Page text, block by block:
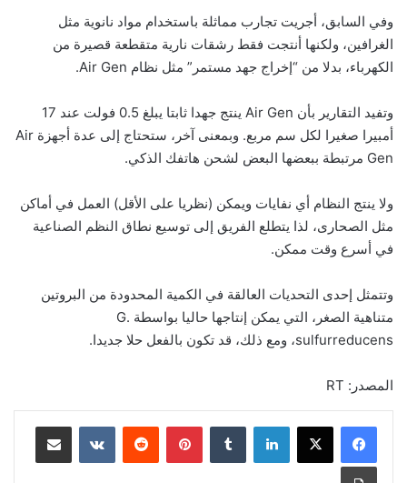
وفي السابق، أجريت تجارب مماثلة باستخدام مواد نانوية مثل
الغرافين، ولكنها أنتجت فقط رشقات نارية متقطعة قصيرة من
الكهرباء، بدلا من “إخراج جهد مستمر” مثل نظام Air Gen.
وتفيد التقارير بأن Air Gen ينتج جهدا ثابتا يبلغ 0.5 فولت عند 17
أمبيرا صغيرا لكل سم مربع. وبمعنى آخر، ستحتاج إلى عدة أجهزة Air
Gen مرتبطة ببعضها البعض لشحن هاتفك الذكي.
ولا ينتج النظام أي نفايات ويمكن (نظريا على الأقل) العمل في أماكن
مثل الصحارى، لذا يتطلع الفريق إلى توسيع نطاق النظم الصناعية
في أسرع وقت ممكن.
وتتمثل إحدى التحديات العالقة في الكمية المحدودة من البروتين
متناهية الصغر، التي يمكن إنتاجها حاليا بواسطة G.
sulfurreducens، ومع ذلك، قد تكون بالفعل حلا جديدا.
المصدر: RT
لينكدإن بينتيريست مشاركة عبر البريد
طباعة